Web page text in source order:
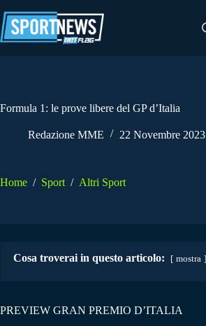
al
contenuto
Formula 1: le prove libere del GP d’Italia
Redazione MME 22 Novembre 2023
Home / Sport / Altri Sport
Cosa troverai in questo articolo: mostra
PREVIEW GRAN PREMIO D’ITALIA